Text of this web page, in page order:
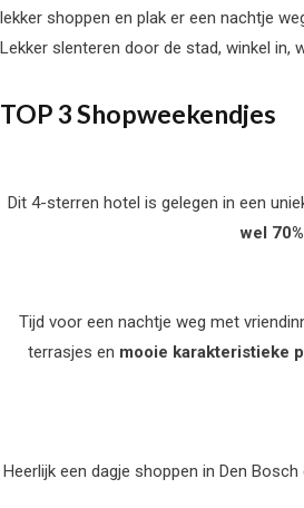
lekker shoppen en plak er een nachtje
Lekker slenteren door de stad, winkel
TOP 3 Shopweekendjes
Dit 4-sterren hotel is gelegen in een
wel 70%
Tijd voor een nachtje weg met
terrasjes en mooie karakteristieke
Heerlijk een dagje shoppen in Den